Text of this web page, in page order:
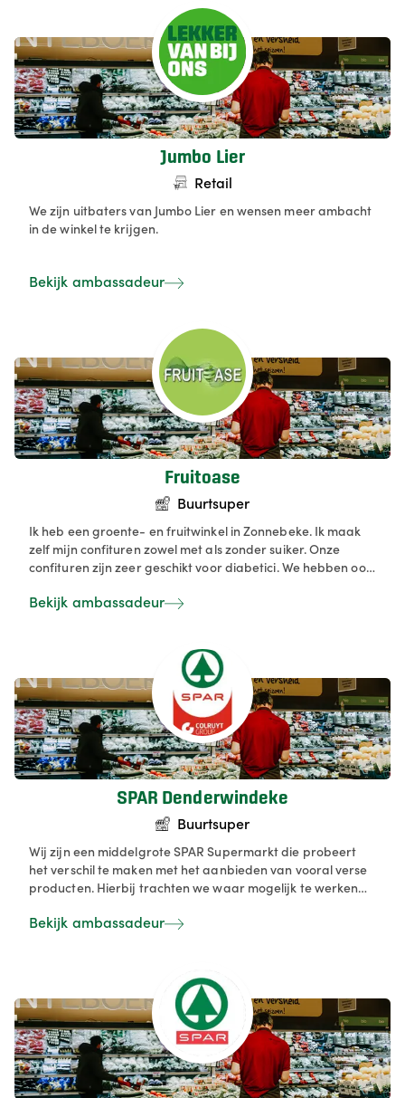
verzorgen we feestformules op maat voor zowel
particulieren als ondernemingen, met focus op versheid en
kwaliteit.
Jumbo Lier
Retail
We zijn uitbaters van Jumbo Lier en wensen meer ambacht
in de winkel te krijgen.
Bekijk ambassadeur
Fruitoase
Buurtsuper
Ik heb een groente- en fruitwinkel in Zonnebeke. Ik maak
zelf mijn confituren zowel met als zonder suiker. Onze
confituren zijn zeer geschikt voor diabetici. We hebben ook
naast huisbereide confituren, geschenkmanden samen
Bekijk ambassadeur
SPAR Denderwindeke
Buurtsuper
Wij zijn een middelgrote SPAR Supermarkt die probeert
het verschil te maken met het aanbieden van vooral verse
producten. Hierbij trachten we waar mogelijk te werken
assortiment locale mattentaarten, ijsjes, aardbeien,
Bekijk ambassadeur